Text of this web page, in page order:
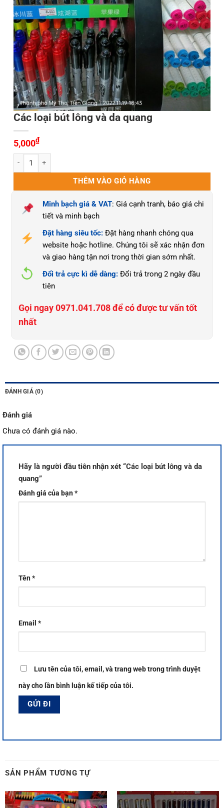
Các loại bút lông và da quang
5,000₫
Các loại bút lông và da quang số lượng
THÊM VÀO GIỎ HÀNG
Minh bạch giá & VAT: Giá cạnh tranh, báo giá chi
tiết và minh bạch
Đặt hàng siêu tốc: Đặt hàng nhanh chóng qua
website hoặc hotline. Chúng tôi sẽ xác nhận đơn
và giao hàng tận nơi trong thời gian sớm nhất.
Đổi trả cực kì dễ dàng: Đổi trả trong 2 ngày đầu
tiên
Gọi ngay 0971.041.708 để có được tư vấn tốt
nhất
ĐÁNH GIÁ (0)
Đánh giá
Chưa có đánh giá nào.
Hãy là người đầu tiên nhận xét “Các loại bút lông và da
quang”
Đánh giá của bạn*
Tên*
Email *
Lưu tên của tôi, email, và trang web trong trình duyệt
này cho lần bình luận kế tiếp của tôi.
SẢN PHẨM TƯƠNG TỰ